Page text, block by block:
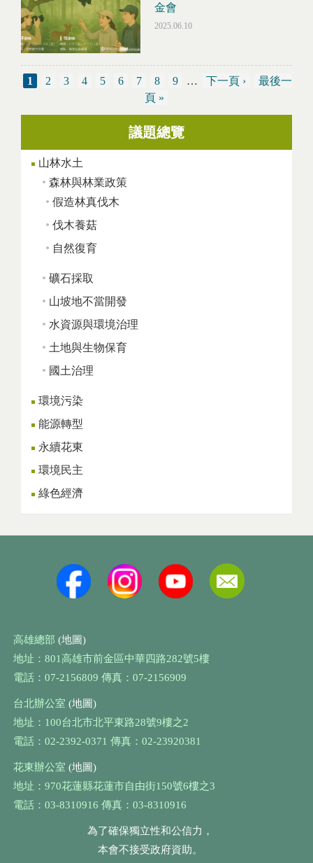
金會
2025.06.10
1 2 3 4 5 6 7 8 9 … 下一頁 ›
最後一
頁 »
議題總覽
山林水土
森林與林業政策
假造林真伐木
伐木養菇
自然復育
礦石採取
山坡地不當開發
水資源與環境治理
土地與生物保育
國土治理
環境污染
能源轉型
永續花東
環境民主
綠色經濟
高雄總部 (地圖)
地址：801高雄市前金區中華四路282號5樓
電話：07-2156809 傳真：07-2156909
台北辦公室 (地圖)
地址：100台北市北平東路28號9樓之2
電話：02-2392-0371 傳真：02-23920381
花東辦公室 (地圖)
地址：970花蓮縣花蓮市自由街150號6樓之3
電話：03-8310916 傳真：03-8310916
為了確保獨立性和公信力，
本會不接受政府資助。